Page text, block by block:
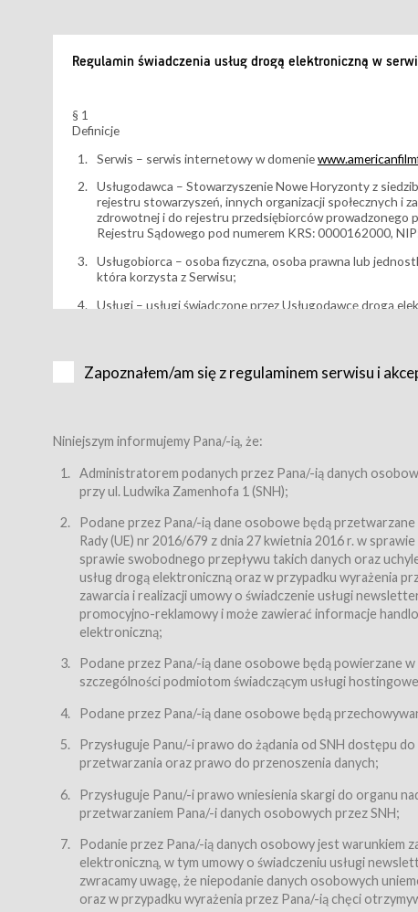
Regulamin świadczenia usług drogą elektroniczną w
§ 1
Definicje
Serwis – serwis internetowy w domenie
Usługodawca – Stowarzyszenie Nowe Horyzonty z
rejestru stowarzyszeń, innych organizacji społecznych i
zdrowotnej i do rejestru przedsiębiorców prowadzonego
Rejestru Sądowego pod numerem KRS: 0000162000,
Usługobiorca – osoba fizyczna, osoba prawna lub
która korzysta z Serwisu;
Usługi – usługi świadczone przez Usługodawcę drogą
Karnety – wybrane dokumenty potwierdzające zawarcie
Bilety – wybrane dokumenty potwierdzające zawarcie
przewidziane przez Usługodawcę dla danego
filmowych, wydarzeniach specjalnych i koncertach;
Sklep – sklep internetowy prowadzony przez Usługodawcę
Regulamin – niniejszy regulamin.
§ 2
Postanowienia ogólne
Regulamin określa zasady:
świadczenia Usługobiorcom Usług przez
zasady świadczenia precyzują odrębne regulaminy,
przetwarzania przez Usługodawcę danych
Usługodawca świadczy w szczególności następujące
dnia 18 lipca 2002 r. o świadczeniu usług drogą
nieodpłatnie.
usługę przeglądania i odczytywania przez
usługę newsletter,
usługę zawierania na odległość umów nabycia
usługę zawierania na odległość umów sprzedaży w
Usługodawca świadczy Usługi drogą elektroniczną w
(Dz.U. z 2002 r., Nr 144, poz. 1204, z późń. zm.). Usługi
Zapoznałem/am się z regulaminem serwisu i
Niniejszym informujemy Pana/-ią, że:
Administratorem podanych przez Pana/-ią danych
przy ul. Ludwika Zamenhofa 1 (SNH);
Podane przez Pana/-ią dane osobowe będą
Rady (UE) nr 2016/679 z dnia 27 kwietnia 2016 r. w
sprawie swobodnego przepływu takich danych oraz
usług drogą elektroniczną oraz w przypadku wyrażenia
zawarcia i realizacji umowy o świadczenie usługi
promocyjno-reklamowy i może zawierać informacje
elektroniczną;
Podane przez Pana/-ią dane osobowe będą powierzane
szczególności podmiotom świadczącym usługi
Podane przez Pana/-ią dane osobowe będą
Przysługuje Panu/-i prawo do żądania od SNH dostępu
przetwarzania oraz prawo do przenoszenia danych;
Przysługuje Panu/-i prawo wniesienia skargi do organu
przetwarzaniem Pana/-i danych osobowych przez SNH;
Podanie przez Pana/-ią danych osobowy jest warunkiem
elektroniczną, w tym umowy o świadczeniu usługi
zwracamy uwagę, że niepodanie danych osobowych
oraz w przypadku wyrażenia przez Pana/-ią chęci